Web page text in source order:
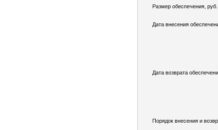
Размер обеспечения,
Дата внесения
Дата возврата
Порядок внесения и